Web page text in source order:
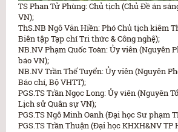
TS Phan Tử Phùng: Chủ tịch (Chủ Đề án
VN);
ThS.NB Ngô Văn Hiền: Phó Chủ tịch kiêm
Biên tập Tạp chí Tri thức & Công nghệ);
NB.NV Phạm Quốc Toàn: Ủy viên (Nguyên
báo VN);
NB.NV Trần Thế Tuyển: Ủy viên (Nguyên
Báo chí, Bộ VHTT);
PGS.TS Trần Ngọc Long: Ủy viên (Nguyên
Lịch sử Quân sự VN);
PGS.TS Ngô Minh Oanh (Đại học Sư phạm
PGS.TS Trần Thuận (Đại học KHXH&NV TP